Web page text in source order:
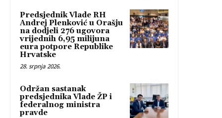
Predsjednik Vlade RH
Andrej Plenković u Orašju
na dodjeli 276 ugovora
vrijednih 6,95 milijuna
eura potpore Republike
Hrvatske
28. srpnja 2026.
Održan sastanak
predsjednika Vlade ŽP i
federalnog ministra
pravde